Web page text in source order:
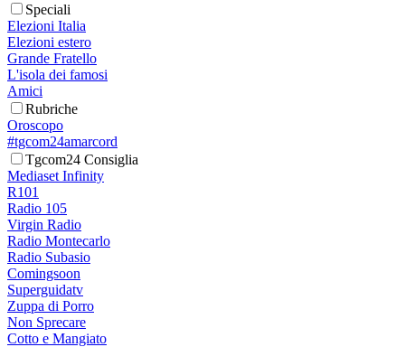
Speciali
Elezioni Italia
Elezioni estero
Grande Fratello
L'isola dei famosi
Amici
Rubriche
Oroscopo
#tgcom24amarcord
Tgcom24 Consiglia
Mediaset Infinity
R101
Radio 105
Virgin Radio
Radio Montecarlo
Radio Subasio
Comingsoon
Superguidatv
Zuppa di Porro
Non Sprecare
Cotto e Mangiato